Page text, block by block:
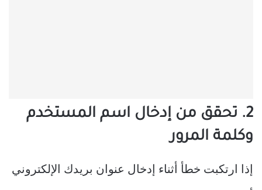
2. تحقق من إدخال اسم المستخدم
وكلمة المرور
إذا ارتكبت خطأ أثناء إدخال عنوان بريدك الإلكتروني